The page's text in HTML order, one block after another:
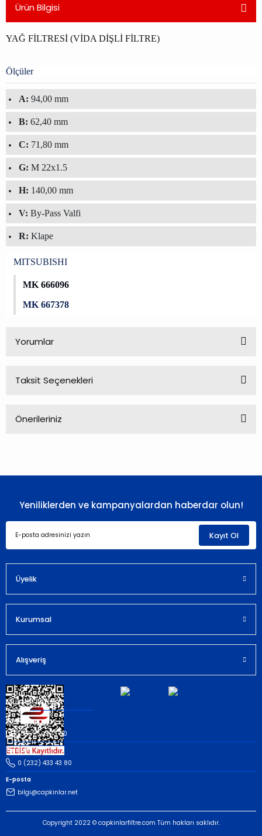
Ürün Bilgisi
YAĞ FİLTRESİ (VİDA DİŞLİ FİLTRE)
Ölçüler
A: 94,00 mm
B: 62,40 mm
C: 71,80 mm
G: M 22x1.5
H: 140,00 mm
V: By-Pass Valfi
R: Klape
MITSUBISHI
MK 666096
MK 667378
Yorumlar
Taksit Seçenekleri
Önerileriniz
Ürün resmi kalitesiz, bozuk veya görüntülenemiyor.
Bu ürüne benzer farklı alternatifler olmalı.
Yeniliklerden ve kampanyalardan haberdar olun!
Kayıt Ol
Üyelik
Kurumsal
Alışveriş
Müşteri İletişim
Whatsapp
(535) 503 43 80
Telefon
0 (232) 433 43 80
E-posta
bilgi@capkinlar.net
Copyright 2022 © capkinlarfiltre.com Tüm hakları saklıdır.